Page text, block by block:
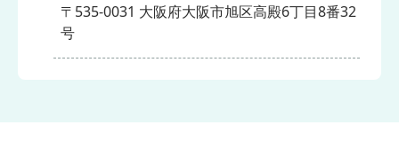
〒535-0031 大阪府大阪市旭区高殿6丁目8番32
号